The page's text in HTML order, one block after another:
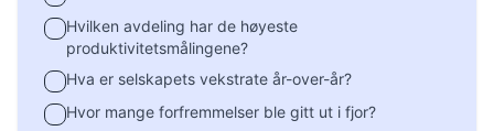
Hvilken avdeling har de høyeste
produktivitetsmålingene?
Hva er selskapets vekstrate år-over-år?
Hvor mange forfremmelser ble gitt ut i fjor?